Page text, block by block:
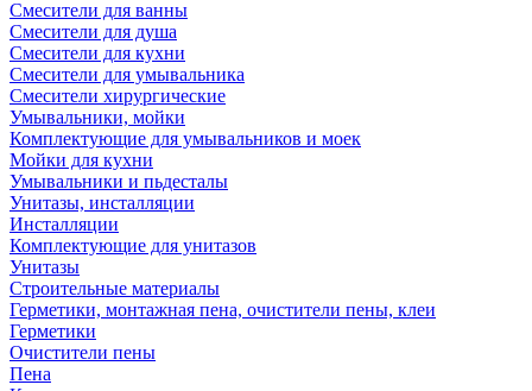
Смесители для ванны
Смесители для душа
Смесители для кухни
Смесители для умывальника
Смесители хирургические
Умывальники, мойки
Комплектующие для умывальников и моек
Мойки для кухни
Умывальники и пьдесталы
Унитазы, инсталляции
Инсталляции
Комплектующие для унитазов
Унитазы
Строительные материалы
Герметики, монтажная пена, очистители пены, клеи
Герметики
Очистители пены
Пена